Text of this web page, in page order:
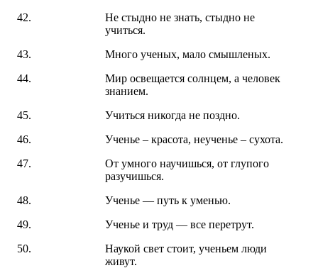
Не стыдно не знать, стыдно не
учиться.
Много ученых, мало смышленых.
Мир освещается солнцем, а человек
знанием.
Учиться никогда не поздно.
Ученье – красота, неученье – сухота.
От умного научишься, от глупого
разучишься.
Ученье — путь к уменью.
Ученье и труд — все перетрут.
Наукой свет стоит, ученьем люди
живут.